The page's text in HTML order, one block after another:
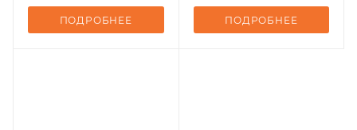
ПОДРОБНЕЕ ПОДРОБНЕЕ